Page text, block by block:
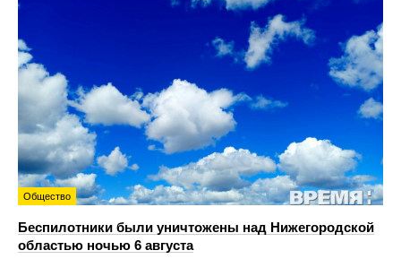
Общество
Беспилотники были уничтожены над Нижегородской
областью ночью 6 августа